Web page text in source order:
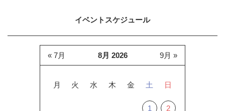
イベントスケジュール
8月 2026
月 火 水 木 金 土 日
1 2
« 7月 9月 »